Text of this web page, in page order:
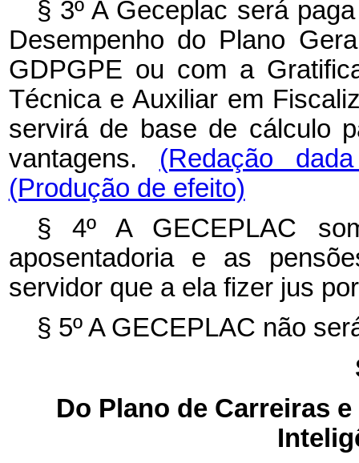
§ 3º A Geceplac será
Desempenho do Plano
GDPGPE ou com a
Técnica e Auxiliar em
servirá de base de cálculo
vantagens. (Redação
(Produção de efeito)
§ 4º A GECEPLAC
aposentadoria e as
servidor que a ela fizer jus
§ 5º A GECEPLAC não
Do Plano de Carreiras